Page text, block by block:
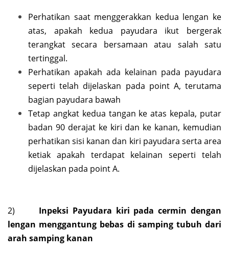
Perhatikan saat menggerakkan kedua lengan ke
atas, apakah kedua payudara ikut bergerak
terangkat secara bersamaan atau salah satu
tertinggal.
Perhatikan apakah ada kelainan pada payudara
seperti telah dijelaskan pada point A, terutama
bagian payudara bawah
Tetap angkat kedua tangan ke atas kepala, putar
badan 90 derajat ke kiri dan ke kanan, kemudian
perhatikan sisi kanan dan kiri payudara serta area
ketiak apakah terdapat kelainan seperti telah
dijelaskan pada point A.
2) Inpeksi Payudara kiri pada cermin dengan
lengan menggantung bebas di samping tubuh dari
arah samping kanan